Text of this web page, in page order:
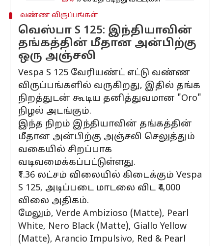
வண்ண விருப்பங்கள்
வெஸ்பா S 125: இந்தியாவின்
தங்கத்தின் மீதான அன்பிற்கு
ஒரு அஞ்சலி
Vespa S 125 வேரியண்ட் எட்டு வண்ண
விருப்பங்களில் வருகிறது, இதில் தங்க
நிறத்துடன் கூடிய தனித்துவமான "Oro"
நிழல் அடங்கும்.
இந்த நிறம் இந்தியாவின் தங்கத்தின்
மீதான அன்பிற்கு அஞ்சலி செலுத்தும்
வகையில் சிறப்பாக
வடிவமைக்கப்பட்டுள்ளது.
₹1.36 லட்சம் விலையில் கிடைக்கும் Vespa
S 125, அடிப்படை மாடலை விட ₹4,000
விலை அதிகம்.
மேலும், Verde Ambizioso (Matte), Pearl
White, Nero Black (Matte), Giallo Yellow
(Matte), Arancio Impulsivo, Red & Pearl